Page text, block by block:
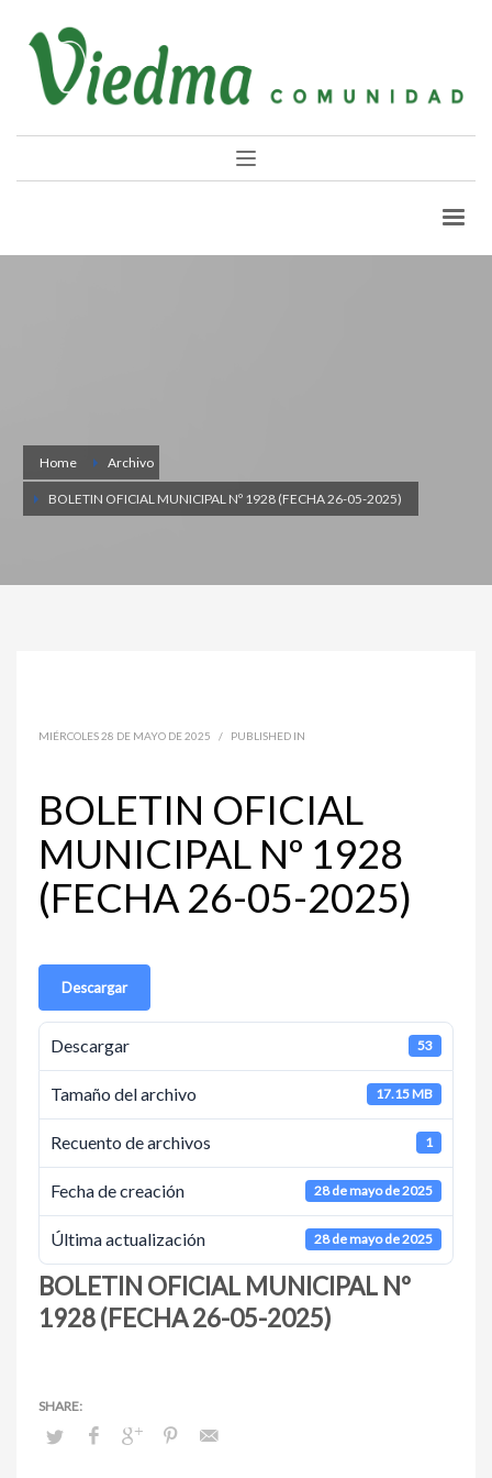
Home Archivo
BOLETIN OFICIAL MUNICIPAL Nº 1928 (FECHA 26-05-2025)
MIÉRCOLES 28 DE MAYO DE 2025 / PUBLISHED IN
BOLETIN OFICIAL
MUNICIPAL Nº 1928
(FECHA 26-05-2025)
Descargar
Descargar 53
Tamaño del archivo 17.15 MB
Recuento de archivos 1
Fecha de creación 28 de mayo de 2025
Última actualización 28 de mayo de 2025
BOLETIN OFICIAL MUNICIPAL Nº
1928 (FECHA 26-05-2025)